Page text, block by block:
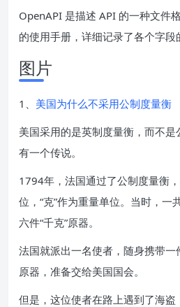
OpenAPI 是描述 API 的一种文件
的使用手册，详细记录了各个字段
图片
1、 美国为什么不采用公制度量衡
美国采用的是英制度量衡，而不
有一个传说。
1794年，法国通过了公制度量衡
位，“克”作为重量单位。当时，一
六件“千克”原器。
法国就派出一名使者，随身携带一
原器，准备交给美国国会。
但是，这位使者在路上遇到了海盗